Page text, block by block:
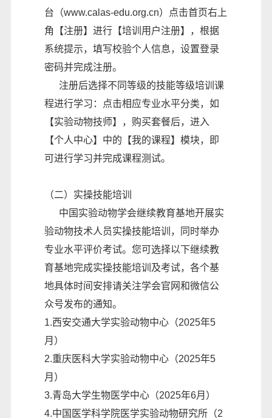
台（www.calas-edu.org.cn）点击首页右上
角【注册】进行【培训用户注册】，根据
系统提示，填写校验个人信息，设置登录
密码并完成注册。
注册后选择不同等级的技能等级培训课
程进行学习：点击相应专业水平分类，如
【实验动物技师】，购买套餐后，进入
【个人中心】中的【我的课程】模块，即
可进行学习并完成课程测试。
（二）实操技能培训
中国实验动物学会继续教育基地开展实
验动物技术人员实操技能培训，同时举办
专业水平评价考试。您可选择以下继续教
育基地完成实操技能培训及考试，各个基
地具体时间安排请关注学会官网和微信公
众号发布的通知。
1.西安交通大学实验动物中心（2025年5
月）
2.重庆医科大学实验动物中心（2025年5
月）
3.青岛大学生物医学中心（2025年6月）
4.中国医学科学院医学实验动物研究所（2